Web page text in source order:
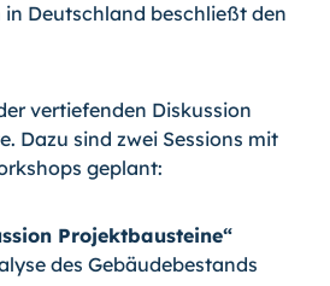
Deutschland beschließt den
vertiefenden Diskussion
Dazu sind zwei Sessions mit
geplant:
Projektbausteine“
des Gebäudebestands